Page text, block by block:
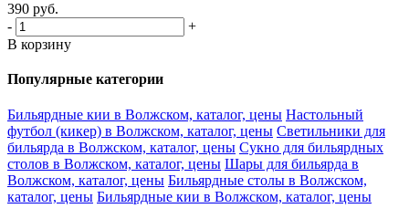
390 руб.
-
+
В корзину
Популярные категории
Бильярдные кии в Волжском, каталог, цены Настольный
футбол (кикер) в Волжском, каталог, цены Светильники для
бильярда в Волжском, каталог, цены Сукно для бильярдных
столов в Волжском, каталог, цены Шары для бильярда в
Волжском, каталог, цены Бильярдные столы в Волжском,
каталог, цены Бильярдные кии в Волжском, каталог, цены